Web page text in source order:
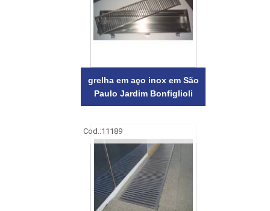
grelha em aço inox em São
Paulo Jardim Bonfiglioli
Cod.:11189